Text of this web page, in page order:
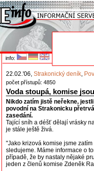
info:
22.02.'06, Strakonický deník,
počet přístupů: 4850
Voda stoupá, komise
Nikdo zatím jistě neřekne,
povodní na Strakonicku
zasedání.
Tající sníh a déšť dělají vrásky
je stále ještě živá.
"Jako krizová komise jsme
sledujeme. Máme informace o
případě, že by nastaly nějaké
jeden z členů komise Zdeněk